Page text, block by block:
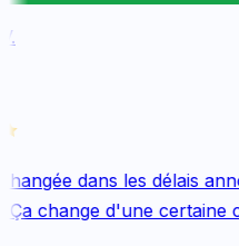
dans les délais
change d'une certaine